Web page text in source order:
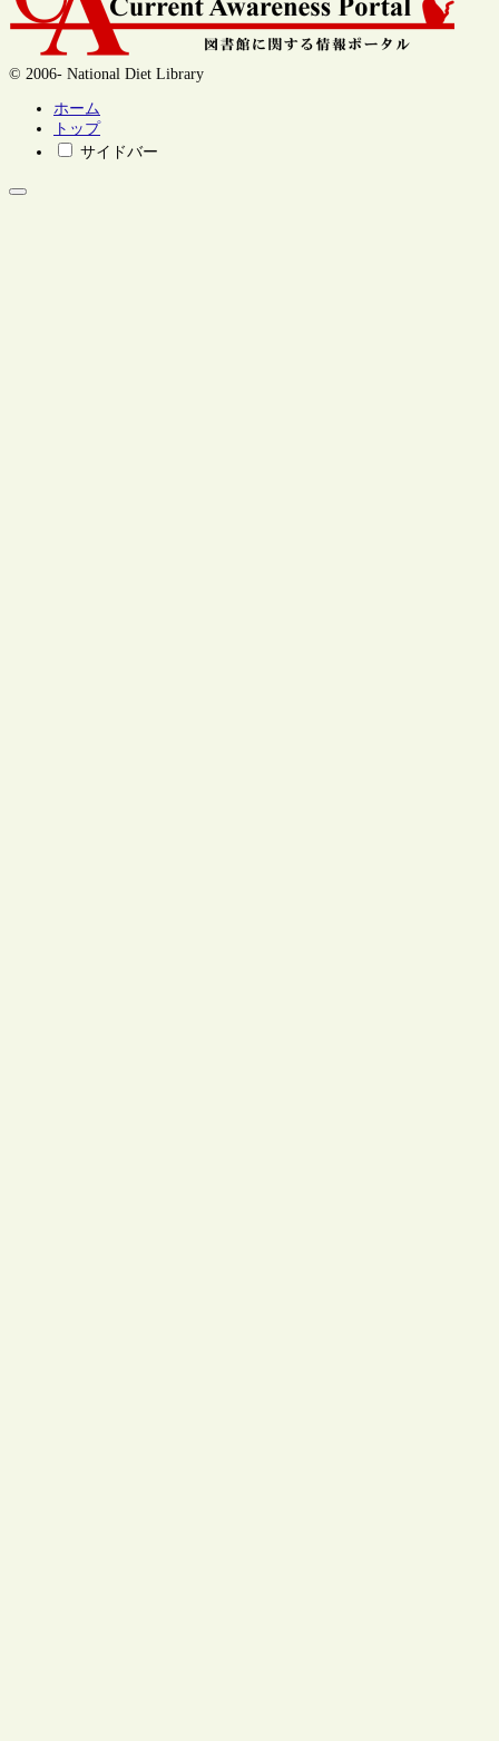
© 2006- National Diet Library
ホーム
トップ
サイドバー